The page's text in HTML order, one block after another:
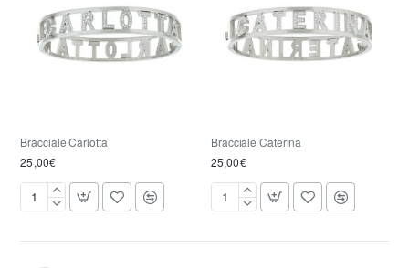
Bracciale Carlotta
25,00€
Bracciale
Bracciale Caterina
25,00€
Bracciale